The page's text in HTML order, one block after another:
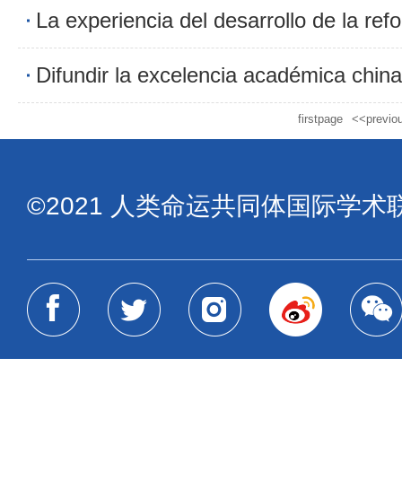
firstpage
©2021 人类命运共同体国际学术